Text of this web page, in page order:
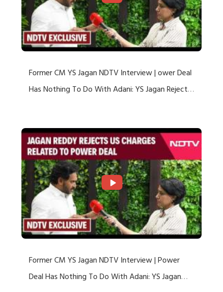
Former CM YS Jagan NDTV Interview | ower Deal
Has Nothing To Do With Adani: YS Jagan Rejects
Former CM YS Jagan NDTV Interview | Power
Deal Has Nothing To Do With Adani: YS Jagan